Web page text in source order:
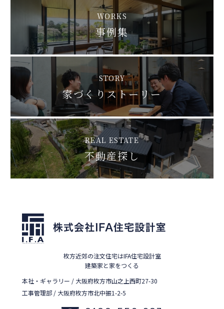
WORKS
事例集
STORY
家づくりストーリー
REAL ESTATE
不動産探し
枚方近郊の注文住宅はIFA住宅設計室
建築家と家をつくる
本社・ギャラリー / 大阪府枚方市山之上西町27-30
工事管理部 / 大阪府枚方市北中振1-2-5